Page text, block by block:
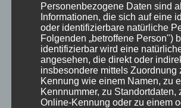
anzusehen,
diskutieren, oder auch moderne
besonders steilen Hängen und in
Naturschutzgebieten zu erleben.
Kongress, Foren und Arbeitskreise
forstlichen Zielgruppen ist etwas
Das seit dem 18. Januar 2007 für
Personenbezogene Daten sind
Informationen, die sich auf eine
oder identifizierbare natürliche
Folgenden „betroffene Person")
identifizierbar wird eine
angesehen, die direkt oder
insbesondere mittels Zuordnung
Kennung wie einem Namen, zu
Kennnummer, zu Standortdaten,
Online-Kennung oder zu einem